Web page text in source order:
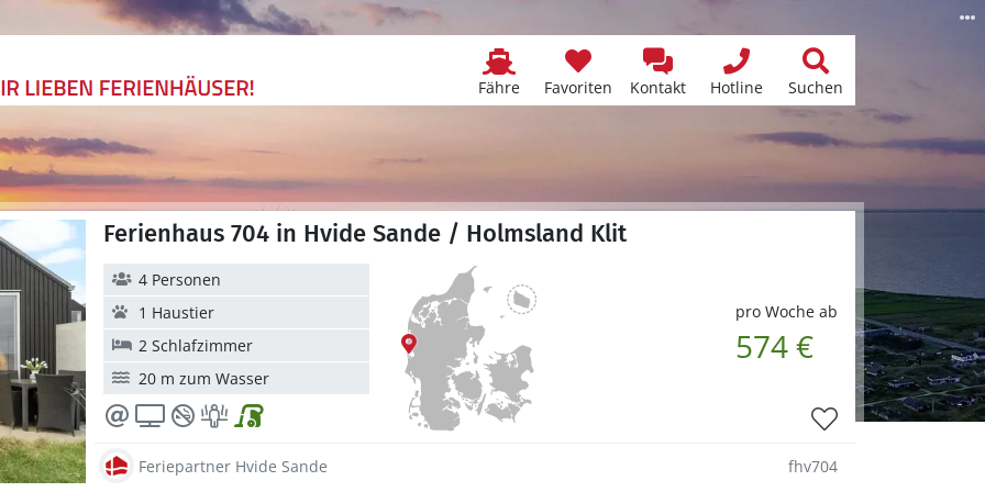
Fähre Favoriten Kontakt Hotline Suchen
Ferienhaus 704 in Hvide Sande / Holmsland Klit
pro Woche ab
574 €
4 Personen
1 Haustier
2 Schlafzimmer
20 m zum Wasser
Feriepartner Hvide Sande fhv704